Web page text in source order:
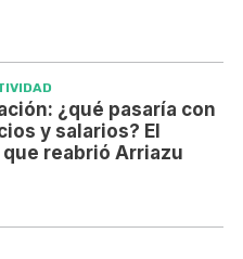
¿qué pasaría con
y salarios? El
reabrió Arriazu